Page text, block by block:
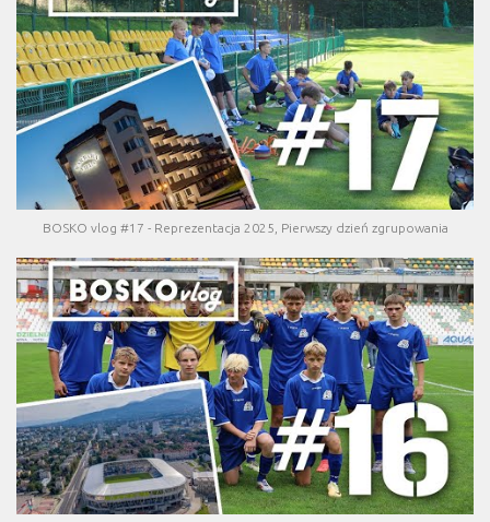
BOSKO vlog #17 - Reprezentacja 2025, Pierwszy dzień zgrupowania